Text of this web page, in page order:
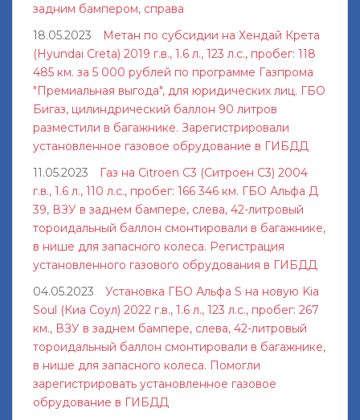
задним бампером, справа
18.05.2023
Метан по субсидии на Хендай Крета
(Hyundai Creta) 2019 г.в., 1.6 л., 123 л.с., пробег: 118
485 км. за 5 000 рублей по программе Газпрома
"Премиальная выгода", для юридических лиц. ГБО
Бигаз, цилиндрический баллон 90 литров
разместили в багажнике. Зарегистрировали
установленное газовое обрудование в ГИБДД
11.05.2023
Газ на Citroen C3 (Ситроен С3) 2004
г.в., 1.6 л., 110 л.с., пробег: 166 346 км. ГБО Альфа Д
39, ВЗУ в заднем бампере, слева, 42-литровый
тороидальный баллон смонтировали в багажнике,
в нише для запасного колеса. Регистрация
установленного газового обрудования в ГИБДД
04.05.2023
Установка ГБО Альфа S на новую Kia
Soul (Киа Соул) 2022 г.в., 1.6 л., 123 л.с., пробег: 267
км., ВЗУ в заднем бампере, слева, 42-литровый
тороидальный баллон смонтировали в багажнике,
в нише для запасного колеса. Помогли
зарегистрировать установленное газовое
обрудование в ГИБДД